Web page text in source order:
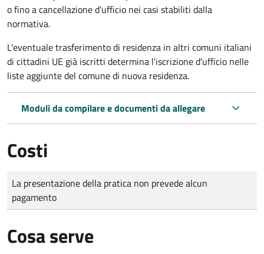
o fino a cancellazione d’ufficio nei casi stabiliti dalla
normativa.
L'eventuale trasferimento di residenza in altri comuni italiani
di cittadini UE già iscritti determina l'iscrizione d'ufficio nelle
liste aggiunte del comune di nuova residenza.
Moduli da compilare e documenti da allegare
Costi
Tipo di pagamento
Importo
La presentazione della pratica non prevede alcun
pagamento
Cosa serve